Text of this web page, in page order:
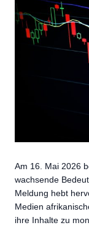
Am 16. Mai 2026
wachsende
Meldung hebt
Medien
ihre Inhalte zu